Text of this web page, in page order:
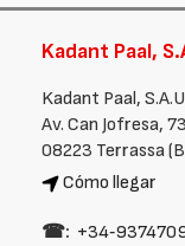
Kadant Paal,
Kadant Paal,
Av. Can Jofresa, 73
08223 Terrassa
Cómo llegar
☎: